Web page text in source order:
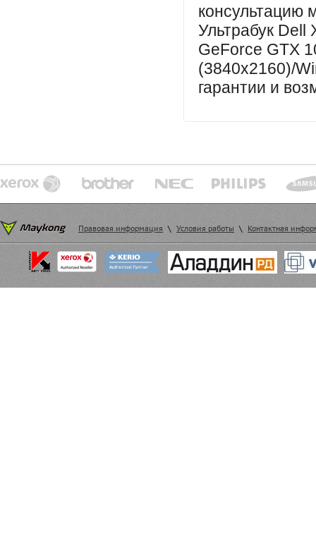
консультацию
Ультрабук
GeForce GTX
(3840x2160)/
гарантии и
Правовая информация \ Условия работы \ Контактная